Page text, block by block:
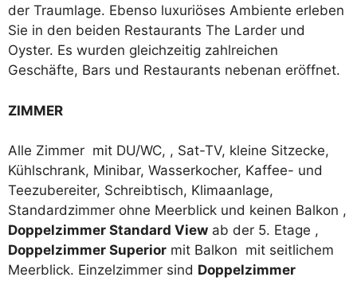
der Traumlage. Ebenso luxuriöses Ambiente erleben
Sie in den beiden Restaurants The Larder und
Oyster. Es wurden gleichzeitig zahlreichen
Geschäfte, Bars und Restaurants nebenan eröffnet.
ZIMMER
Alle Zimmer mit DU/WC, , Sat-TV, kleine Sitzecke,
Kühlschrank, Minibar, Wasserkocher, Kaffee- und
Teezubereiter, Schreibtisch, Klimaanlage,
Standardzimmer ohne Meerblick und keinen Balkon ,
Doppelzimmer Standard View ab der 5. Etage ,
Doppelzimmer Superior mit Balkon mit seitlichem
Meerblick. Einzelzimmer sind Doppelzimmer